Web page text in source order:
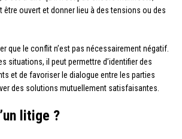
être ouvert et donner lieu à des tensions ou des
que le conflit n’est pas nécessairement négatif.
situations, il peut permettre d’identifier des
et de favoriser le dialogue entre les parties
des solutions mutuellement satisfaisantes.
litige ?